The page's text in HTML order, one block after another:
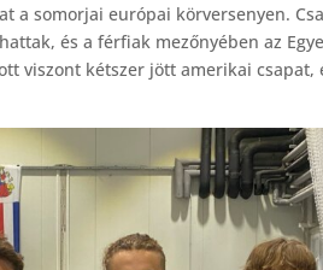
a somorjai európai körversenyen.
és a férfiak mezőnyében az
viszont kétszer jött amerikai csapat,